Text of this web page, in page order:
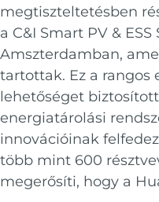
megtiszteltetésben
a C&I Smart PV &
Amszterdamban,
tartottak. Ez a rangos
lehetőséget
energiatárolási
innovációinak
több mint 600
megerősíti, hogy a